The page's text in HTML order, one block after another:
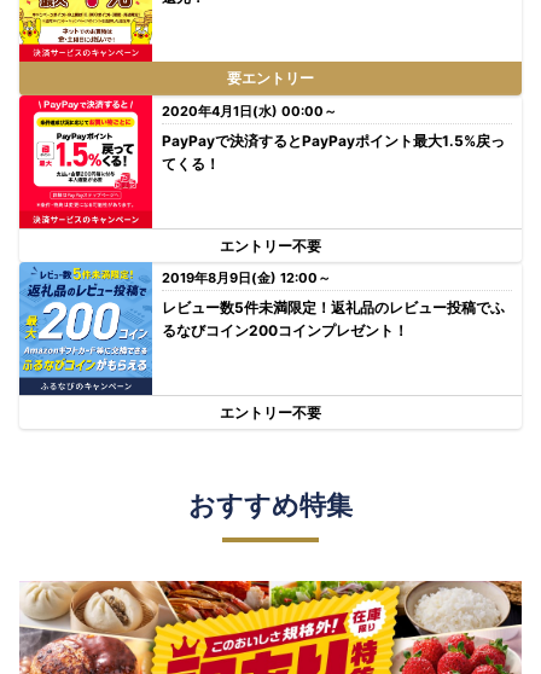
要エントリー
2020年4月1日(水) 00:00～
PayPayで決済するとPayPayポイント最大1.5%戻っ
てくる！
エントリー不要
2019年8月9日(金) 12:00～
レビュー数5件未満限定！返礼品のレビュー投稿でふ
るなびコイン200コインプレゼント！
エントリー不要
おすすめ特集